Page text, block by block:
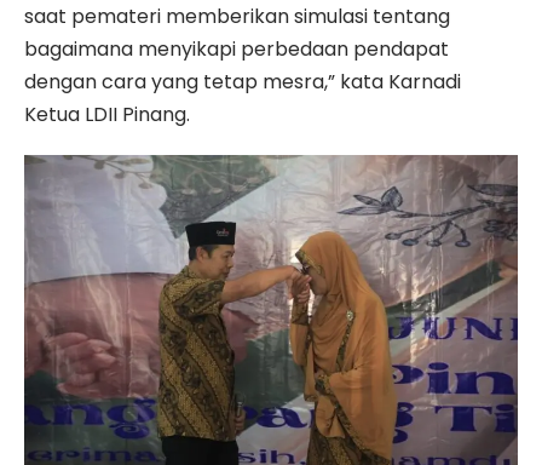
saat pemateri memberikan simulasi tentang
bagaimana menyikapi perbedaan pendapat
dengan cara yang tetap mesra,” kata Karnadi
Ketua LDII Pinang.